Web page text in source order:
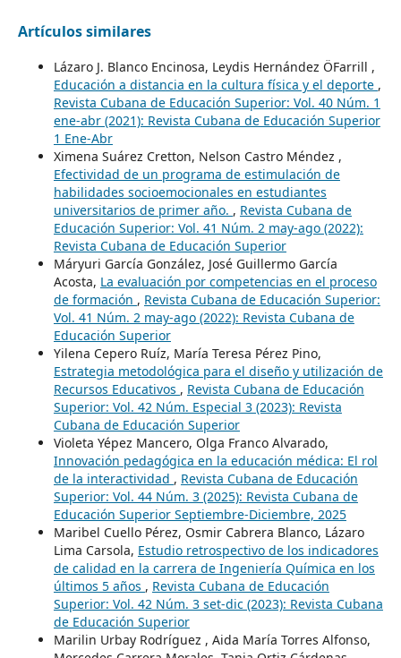
Artículos similares
Lázaro J. Blanco Encinosa, Leydis Hernández ÖFarrill ,
Educación a distancia en la cultura física y el deporte ,
Revista Cubana de Educación Superior: Vol. 40 Núm. 1
ene-abr (2021): Revista Cubana de Educación Superior
1 Ene-Abr
Ximena Suárez Cretton, Nelson Castro Méndez ,
Efectividad de un programa de estimulación de
habilidades socioemocionales en estudiantes
universitarios de primer año. , Revista Cubana de
Educación Superior: Vol. 41 Núm. 2 may-ago (2022):
Revista Cubana de Educación Superior
Máryuri García González, José Guillermo García
Acosta, La evaluación por competencias en el proceso
de formación , Revista Cubana de Educación Superior:
Vol. 41 Núm. 2 may-ago (2022): Revista Cubana de
Educación Superior
Yilena Cepero Ruíz, María Teresa Pérez Pino,
Estrategia metodológica para el diseño y utilización de
Recursos Educativos , Revista Cubana de Educación
Superior: Vol. 42 Núm. Especial 3 (2023): Revista
Cubana de Educación Superior
Violeta Yépez Mancero, Olga Franco Alvarado,
Innovación pedagógica en la educación médica: El rol
de la interactividad , Revista Cubana de Educación
Superior: Vol. 44 Núm. 3 (2025): Revista Cubana de
Educación Superior Septiembre-Diciembre, 2025
Maribel Cuello Pérez, Osmir Cabrera Blanco, Lázaro
Lima Carsola, Estudio retrospectivo de los indicadores
de calidad en la carrera de Ingeniería Química en los
últimos 5 años , Revista Cubana de Educación
Superior: Vol. 42 Núm. 3 set-dic (2023): Revista Cubana
de Educación Superior
Marilin Urbay Rodríguez , Aida María Torres Alfonso,